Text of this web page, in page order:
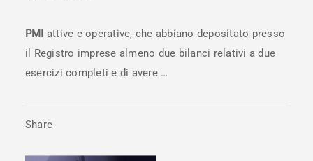
PMI attive e operative, che abbiano depositato presso
il Registro imprese almeno due bilanci relativi a due
esercizi completi e di avere …
Share